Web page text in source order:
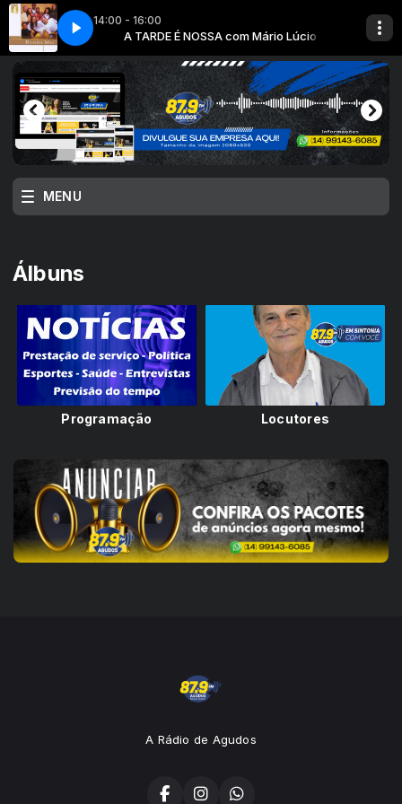
14:00 - 16:00
Mário Lúcio A TARDE É NOSSA com Mário Lúcio
000 - PREFIXO
MENU
Álbuns
Programação Locutores
A Rádio de Agudos